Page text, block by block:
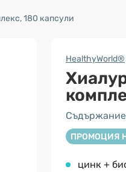
180 капсули
HealthyWorld®
ПРОМОЦИЯ
цинк +